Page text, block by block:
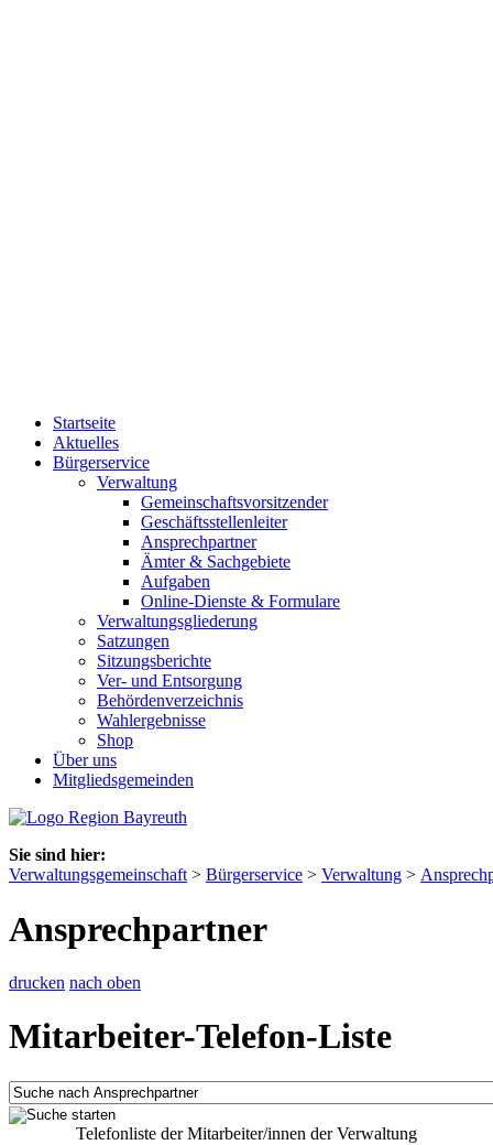
Startseite
Aktuelles
Bürgerservice
Verwaltung
Gemeinschaftsvorsitzender
Geschäftsstellenleiter
Ansprechpartner
Ämter & Sachgebiete
Aufgaben
Online-Dienste & Formulare
Verwaltungsgliederung
Satzungen
Sitzungsberichte
Ver- und Entsorgung
Behördenverzeichnis
Wahlergebnisse
Shop
Über uns
Mitgliedsgemeinden
Sie sind hier:
Verwaltungsgemeinschaft > Bürgerservice > Verwaltung >
Ansprechpartner
drucken nach oben
Mitarbeiter-Telefon-Liste
Telefonliste der Mitarbeiter/innen der Verwaltung